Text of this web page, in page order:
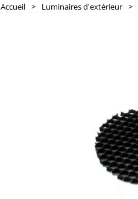
Accueil > Luminaires d'extérieur >